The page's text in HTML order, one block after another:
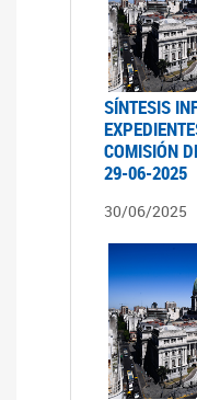
SÍNTESIS
COMISIÓN
29-06-2025
30/06/2025